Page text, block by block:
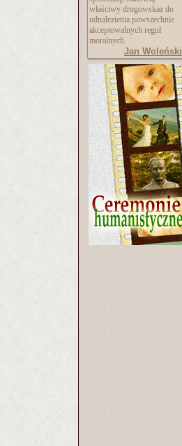
właściwy drogowskaz do
odnalezienia powszechnie
akceptowalnych reguł
moralnych.
Jan Woleński